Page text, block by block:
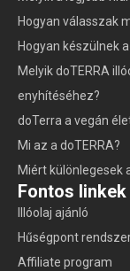
Hogyan válasszak
Hogyan készülnek
Melyik doTERRA
enyhítéséhez?
doTerra a vegán
Mi az a doTERRA?
Miért különlegesek
Fontos linkek
Illóolaj ajánló
Hűségpont
Affiliate program